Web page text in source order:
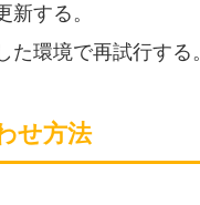
する。
環境で再試行する。
せ方法